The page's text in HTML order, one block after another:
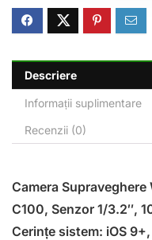
Descriere
Informații suplimentare
Recenzii (0)
Camera
C100, Senzor 1/3.2″,
Cerințe sistem: iOS